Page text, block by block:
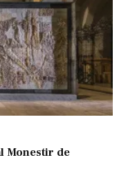
Monestir de